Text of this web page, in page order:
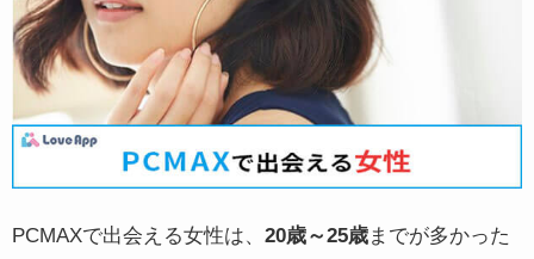
PCMAXで出会える女性は、 20歳～25歳までが多かった